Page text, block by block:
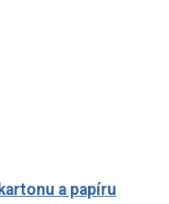
a papíru